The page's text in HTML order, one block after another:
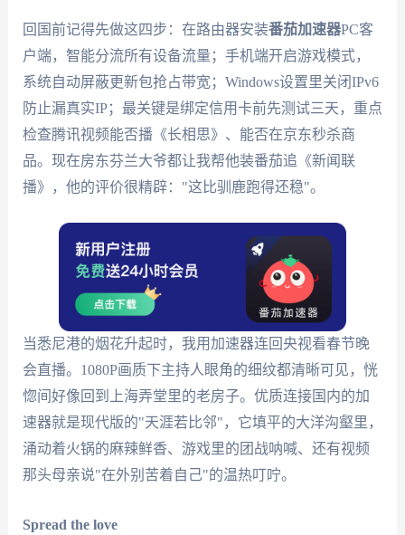
回国前记得先做这四步：在路由器安装番茄加速器PC客
户端，智能分流所有设备流量；手机端开启游戏模式，
系统自动屏蔽更新包抢占带宽；Windows设置里关闭IPv6
防止漏真实IP；最关键是绑定信用卡前先测试三天，重点
检查腾讯视频能否播《长相思》、能否在京东秒杀商
品。现在房东芬兰大爷都让我帮他装番茄追《新闻联
播》，他的评价很精辟："这比驯鹿跑得还稳"。
当悉尼港的烟花升起时，我用加速器连回央视看春节晚
会直播。1080P画质下主持人眼角的细纹都清晰可见，恍
惚间好像回到上海弄堂里的老房子。优质连接国内的加
速器就是现代版的"天涯若比邻"，它填平的大洋沟壑里，
涌动着火锅的麻辣鲜香、游戏里的团战呐喊、还有视频
那头母亲说"在外别苦着自己"的温热叮咛。
Spread the love